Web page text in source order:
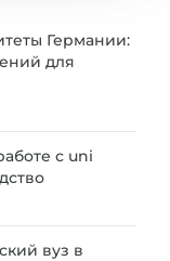
Германии:
для
с uni
вуз в